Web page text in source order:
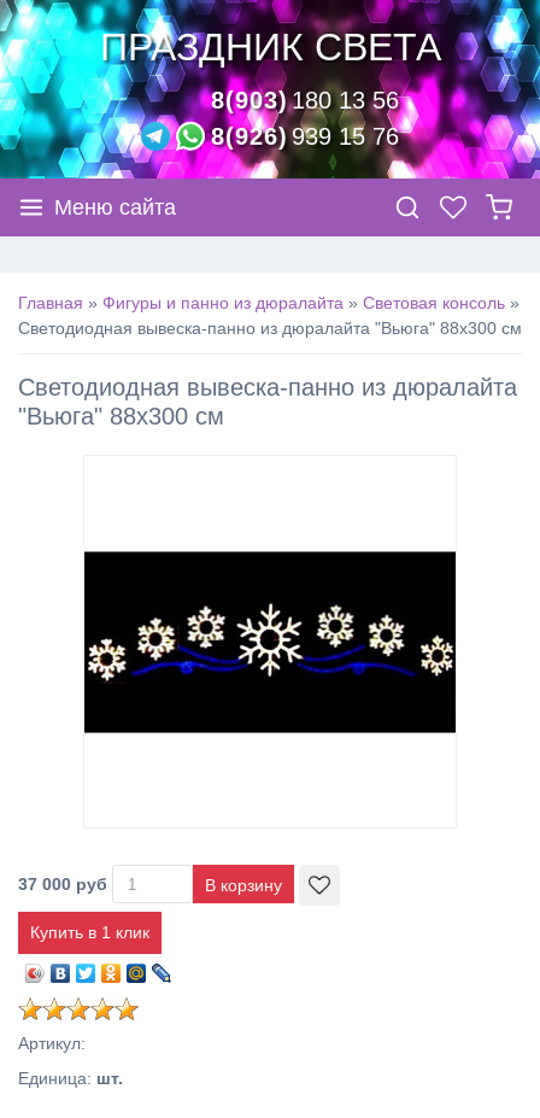
ПРАЗДНИК СВЕТА
8(903)180 13 56
8(926)939 15 76
Меню сайта
Главная » Фигуры и панно из дюралайта » Световая консоль »
Cветодиодная вывеска-панно из дюралайта "Вьюга" 88х300 см
Cветодиодная вывеска-панно из дюралайта
"Вьюга" 88х300 см
37 000 руб
Купить в 1 клик
Артикул:
Единица: шт.